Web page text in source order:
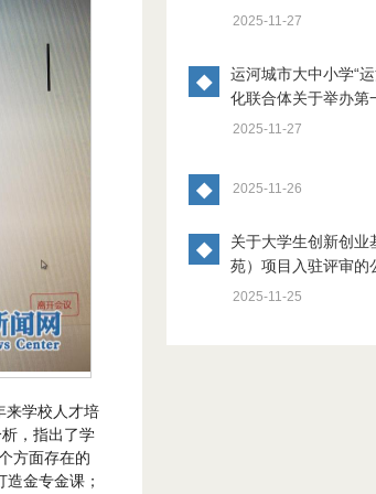
来学校人才培
，指出了学
方面存在的
金专金课；
2025-11-27
◆
运河城市大中小学“
化联合体关于举办第
会暨“运河上的抗战”
2025-11-27
◆ 2025-11-26
◆
关于大学生创新创业
苑）项目入驻评审的
2025-11-25